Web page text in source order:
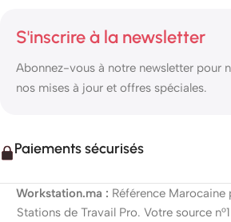
S'inscrire à la newsletter
Abonnez-vous à notre newsletter pour
nos mises à jour et offres spéciales.
Paiements sécurisés
Workstation.ma : Référence
Stations de Travail Pro. Votre source